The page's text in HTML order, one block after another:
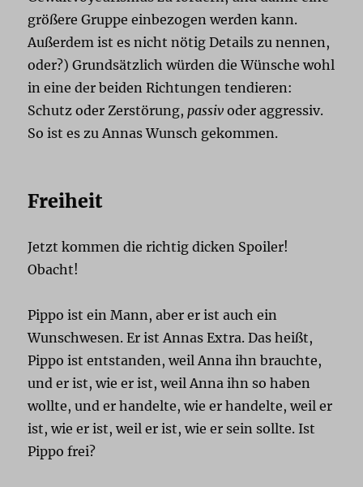
größere Gruppe einbezogen werden kann.
Außerdem ist es nicht nötig Details zu nennen,
oder?) Grundsätzlich würden die Wünsche wohl
in eine der beiden Richtungen tendieren:
Schutz oder Zerstörung,passiv oder aggressiv.
So ist es zu Annas Wunsch gekommen.
Freiheit
Jetzt kommen die richtig dicken Spoiler!
Obacht!
Pippo ist ein Mann, aber er ist auch ein
Wunschwesen. Er ist Annas Extra. Das heißt,
Pippo ist entstanden, weil Anna ihn brauchte,
und er ist, wie er ist, weil Anna ihn so haben
wollte, und er handelte, wie er handelte, weil er
ist, wie er ist, weil er ist, wie er sein sollte. Ist
Pippo frei?